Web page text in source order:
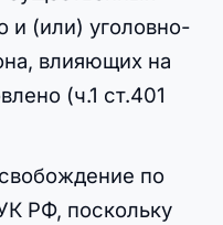
и (или) уголовно-
влияющих на
(ч.1 ст.401
по
РФ, поскольку